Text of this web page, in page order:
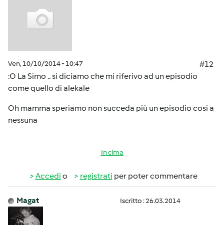
Ven, 10/10/2014 - 10:47
#12
:O La Simo .. si diciamo che mi riferivo ad un episodio
come quello di alekale
Oh mamma speriamo non succeda più un episodio cosi a
nessuna
In cima
Accedi o registrati per poter commentare
Magat Iscritto : 26.03.2014